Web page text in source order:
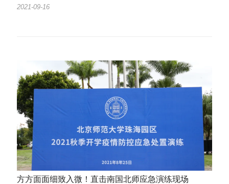
2021-09-16
方方面面细致入微！直击南国北师应急演练现场